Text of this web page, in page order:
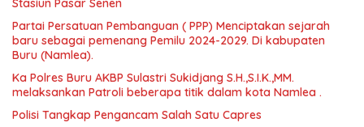
Stasiun Pasar Senen
Partai Persatuan Pembanguan ( PPP) Menciptakan sejarah
baru sebagai pemenang Pemilu 2024-2029. Di kabupaten
Buru (Namlea).
Ka Polres Buru AKBP Sulastri Sukidjang S.H.,S.I.K.,MM.
melaksankan Patroli beberapa titik dalam kota Namlea .
Polisi Tangkap Pengancam Salah Satu Capres